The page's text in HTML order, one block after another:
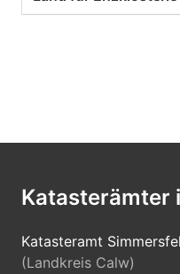
Katasterämter
Katasteramt
(Landkreis Calw)